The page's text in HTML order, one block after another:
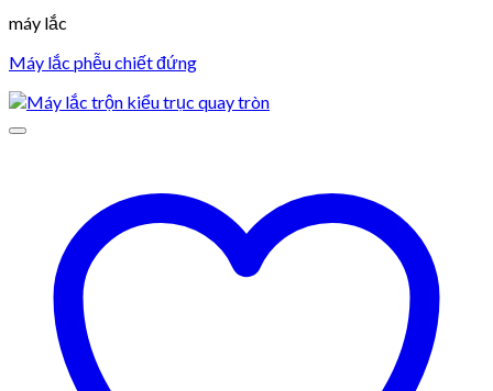
máy lắc
Máy lắc phễu chiết đứng